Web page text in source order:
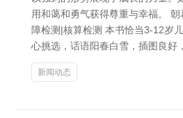
用和蔼和勇气获得尊重与幸福。
障检测|核算检测 本书恰当3-12岁
心挑选，话语阳春白雪，插图良好
新闻动态